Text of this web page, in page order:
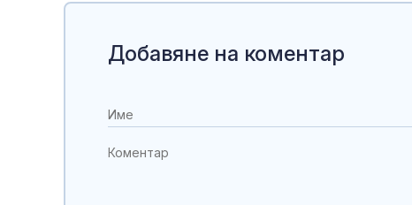
Добавяне на коментар